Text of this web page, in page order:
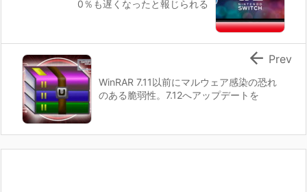
0％も遅くなったと報じられる
WinRAR 7.11以前にマルウェア感染の恐れ
のある脆弱性。7.12へアップデートを
 Prev